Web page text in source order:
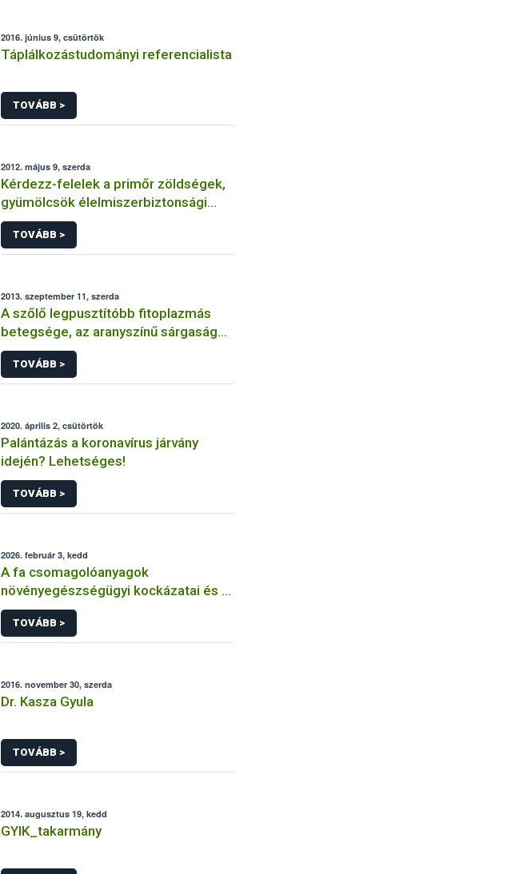
2016. június 9, csütörtök
Táplálkozástudományi referencialista
TOVÁBB >
2012. május 9, szerda
Kérdezz-felelek a primőr zöldségek,
gyümölcsök élelmiszerbiztonsági
vonatkozásairól
TOVÁBB >
2013. szeptember 11, szerda
A szőlő legpusztítóbb fitoplazmás
betegsége, az aranyszínű sárgaság
Grapevine flavescence dorée (FD)
TOVÁBB >
2020. április 2, csütörtök
Palántázás a koronavírus járvány
idején? Lehetséges!
TOVÁBB >
2026. február 3, kedd
A fa csomagolóanyagok
növényegészségügyi kockázatai és a
védekezés lehetőségei
TOVÁBB >
2016. november 30, szerda
Dr. Kasza Gyula
TOVÁBB >
2014. augusztus 19, kedd
GYIK_takarmány